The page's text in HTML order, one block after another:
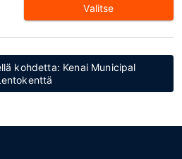
Valitse
kohdetta: Kenai Municipal